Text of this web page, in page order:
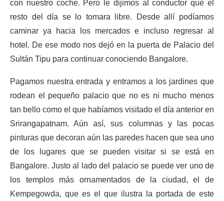
con nuestro coche. Pero le dijimos al conductor que el
resto del día se lo tomara libre. Desde allí podíamos
caminar ya hacia los mercados e incluso regresar al
hotel. De ese modo nos dejó en la puerta de Palacio del
Sultán Tipu para continuar conociendo Bangalore.
Pagamos nuestra entrada y entramos a los jardines que
rodean el pequeño palacio que no es ni mucho menos
tan bello como el que habíamos visitado el día anterior en
Srirangapatnam. Aún así, sus columnas y las pocas
pinturas que decoran aún las paredes hacen que sea uno
de los lugares que se pueden visitar si se está en
Bangalore. Justo al lado del palacio se puede ver uno de
los templos más ornamentados de la ciudad, el de
Kempegowda, que es el que ilustra la portada de este